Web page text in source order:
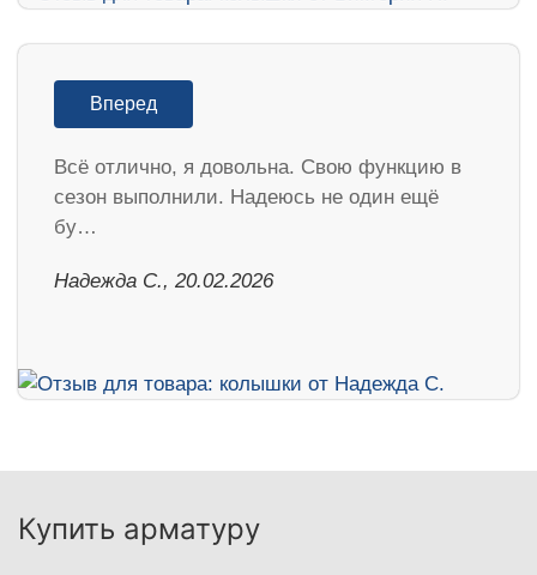
Вперед
Всё отлично, я довольна. Свою функцию в
сезон выполнили. Надеюсь не один ещё
бу…
Надежда С., 20.02.2026
Купить арматуру